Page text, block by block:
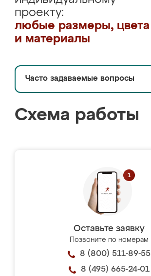
проекту:
любые размеры, цвета
и материалы
Часто задаваемые вопросы
Схема работы
Оставьте заявку
Позвоните по номерам
8 (800) 511-89-55
8 (495) 665-24-01